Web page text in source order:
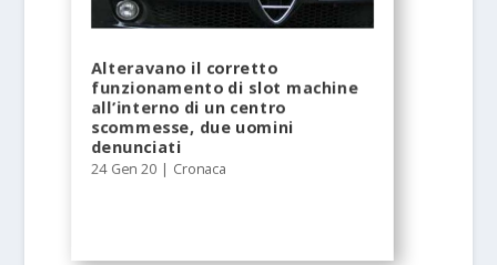
Alteravano il corretto
funzionamento di slot machine
all’interno di un centro
scommesse, due uomini
denunciati
24 Gen 20 | Cronaca